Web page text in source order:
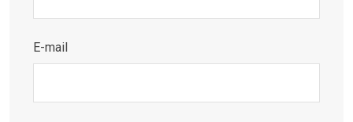
E-mail